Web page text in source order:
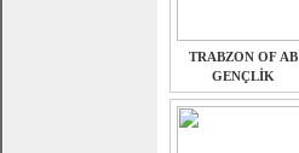
TRABZON OF AB
GENÇLİK